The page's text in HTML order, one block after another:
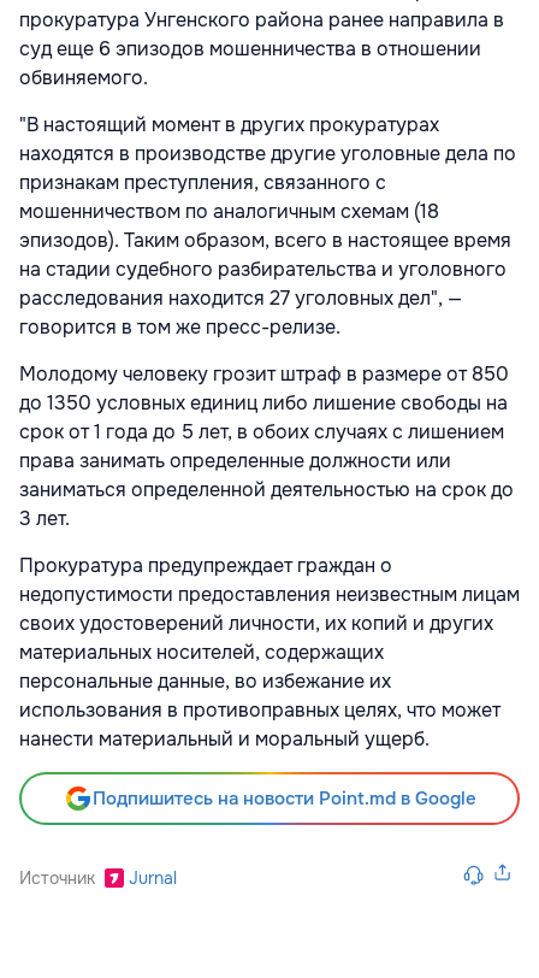
прокуратура Унгенского района ранее направила в
суд еще 6 эпизодов мошенничества в отношении
обвиняемого.
"В настоящий момент в других прокуратурах
находятся в производстве другие уголовные дела по
признакам преступления, связанного с
мошенничеством по аналогичным схемам (18
эпизодов). Таким образом, всего в настоящее время
на стадии судебного разбирательства и уголовного
расследования находится 27 уголовных дел", —
говорится в том же пресс-релизе.
Молодому человеку грозит штраф в размере от 850
до 1350 условных единиц либо лишение свободы на
срок от 1 года до 5 лет, в обоих случаях с лишением
права занимать определенные должности или
заниматься определенной деятельностью на срок до
3 лет.
Прокуратура предупреждает граждан о
недопустимости предоставления неизвестным лицам
своих удостоверений личности, их копий и других
материальных носителей, содержащих
персональные данные, во избежание их
использования в противоправных целях, что может
нанести материальный и моральный ущерб.
Подпишитесь на новости Point.md в Google
Источник Jurnal